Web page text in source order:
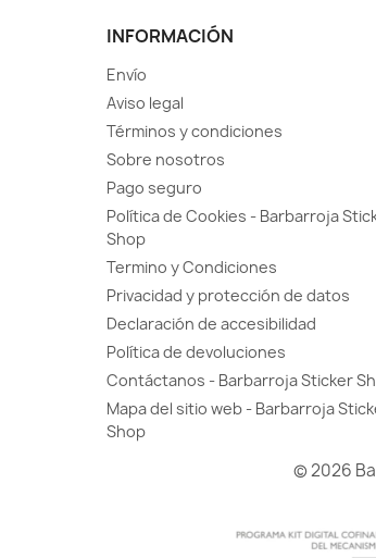
INFORMACIÓN
Envío
Aviso legal
Términos y condiciones
Sobre nosotros
Pago seguro
Política de Cookies - Barbarroja
Shop
Termino y Condiciones
Privacidad y protección de datos
Declaración de accesibilidad
Política de devoluciones
Contáctanos - Barbarroja Sticker
Mapa del sitio web - Barbarroja
Shop
© 2026